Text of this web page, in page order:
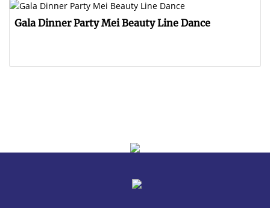
Gala Dinner Party Mei Beauty Line Dance